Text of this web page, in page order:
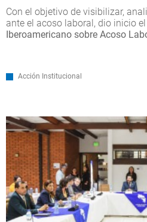
Con el objetivo de visibilizar,
ante el acoso laboral, dio inicio el
Iberoamericano sobre Acoso
Acción Institucional